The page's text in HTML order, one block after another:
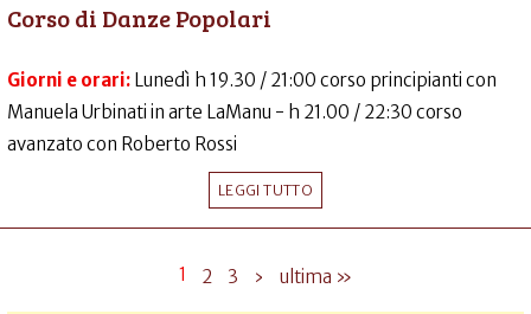
Corso di Danze Popolari
Giorni e orari: Lunedì h 19.30 / 21:00 corso principianti con
Manuela Urbinati in arte LaManu - h 21.00 / 22:30 corso
avanzato con Roberto Rossi
LEGGI TUTTO
1 2 3 › ultima »